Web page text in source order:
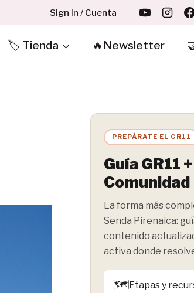
Sign In / Cuenta
🏷️ Tienda 🔥Newsletter
PREPÁRATE EL GR11
Guía GR11 +
Comunidad
La forma más
Senda Pirenaica:
contenido
activa donde
🗺️Etapas y